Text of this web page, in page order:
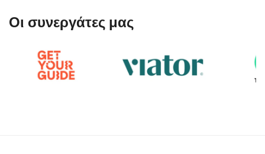
Οι συνεργάτες μας